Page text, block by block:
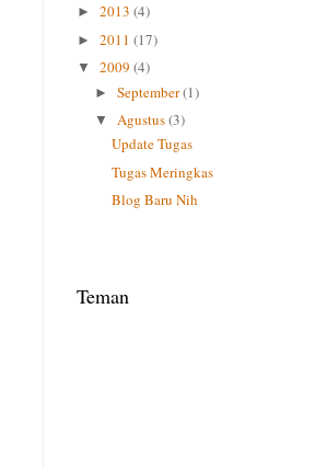
► 2013 (4)
► 2011 (17)
▼ 2009 (4)
► September(1)
▼ Agustus(3)
Update Tugas
Tugas Meringkas
Blog Baru Nih
Teman